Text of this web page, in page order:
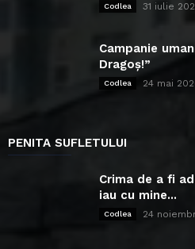
Codlea 31 iulie
Campanie
Dragoș!”
Codlea 24 mai
PENITA SUFLETULUI
Crima de a fi
iau cu mine...
Codlea 24